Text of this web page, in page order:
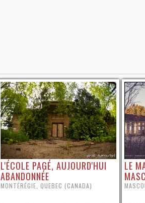
L'ÉCOLE PAGÉ, AUJOURD'HUI
ABANDONNÉE
MONTÉRÉGIE, QUEBEC (CANADA)
LE